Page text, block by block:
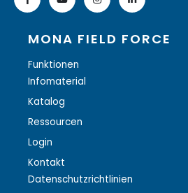
MONA FIELD FORCE
Funktionen
Infomaterial
Katalog
Ressourcen
Login
Kontakt
Datenschutzrichtlinien